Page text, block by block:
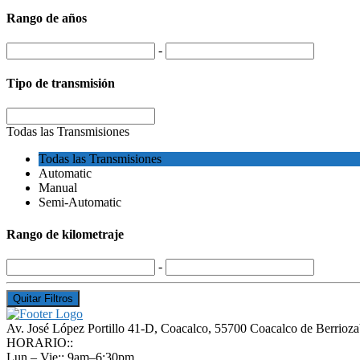
Rango de años
-
Tipo de transmisión
Todas las Transmisiones
Todas las Transmisiones
Automatic
Manual
Semi-Automatic
Rango de kilometraje
-
Quitar Filtros
Av. José López Portillo 41-D, Coacalco, 55700 Coacalco de
HORARIO::
Lun – Vie:: 9am–6:30pm